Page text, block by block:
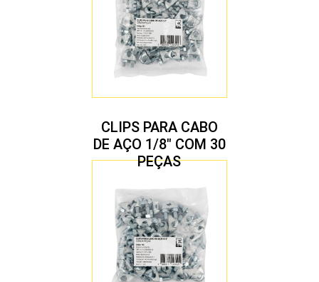
CLIPS PARA CABO
DE AÇO 1/8″ COM 30
PEÇAS